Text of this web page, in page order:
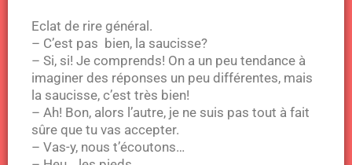
Eclat de rire général.
– C’est pas bien, la saucisse?
– Si, si! Je comprends! On a un peu tendance à
imaginer des réponses un peu différentes, mais
la saucisse, c’est très bien!
– Ah! Bon, alors l’autre, je ne suis pas tout à fait
sûre que tu vas accepter.
– Vas-y, nous t’écoutons…